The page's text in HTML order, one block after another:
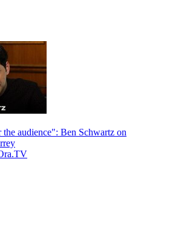
audience": Ben Schwartz on